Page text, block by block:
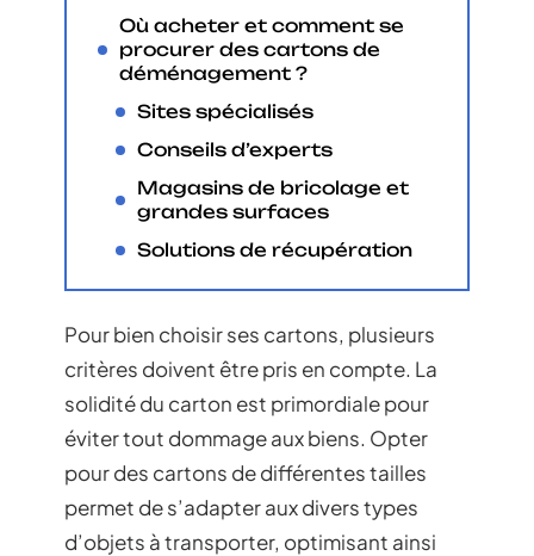
Où acheter et comment se
procurer des cartons de
déménagement ?
Sites spécialisés
Conseils d’experts
Magasins de bricolage et
grandes surfaces
Solutions de récupération
Pour bien choisir ses cartons, plusieurs
critères doivent être pris en compte. La
solidité du carton est primordiale pour
éviter tout dommage aux biens. Opter
pour des cartons de différentes tailles
permet de s’adapter aux divers types
d’objets à transporter, optimisant ainsi